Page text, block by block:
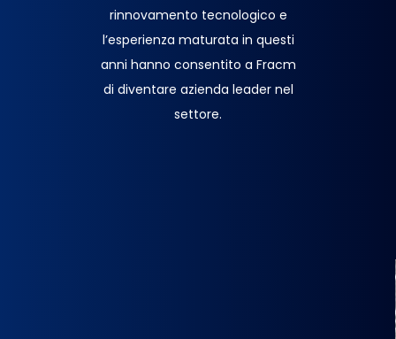
rinnovamento tecnologico e
l’esperienza maturata in questi
anni hanno consentito a Fracm
di diventare azienda leader nel
settore.